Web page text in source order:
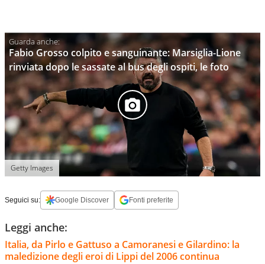
Fabio Grosso colpito e sanguinante: Marsiglia-Lione
rinviata dopo le sassate al bus degli ospiti, le foto
Getty Images
Seguici su: Google Discover Fonti preferite
Leggi anche:
Italia, da Pirlo e Gattuso a Camoranesi e Gilardino: la
maledizione degli eroi di Lippi del 2006 continua